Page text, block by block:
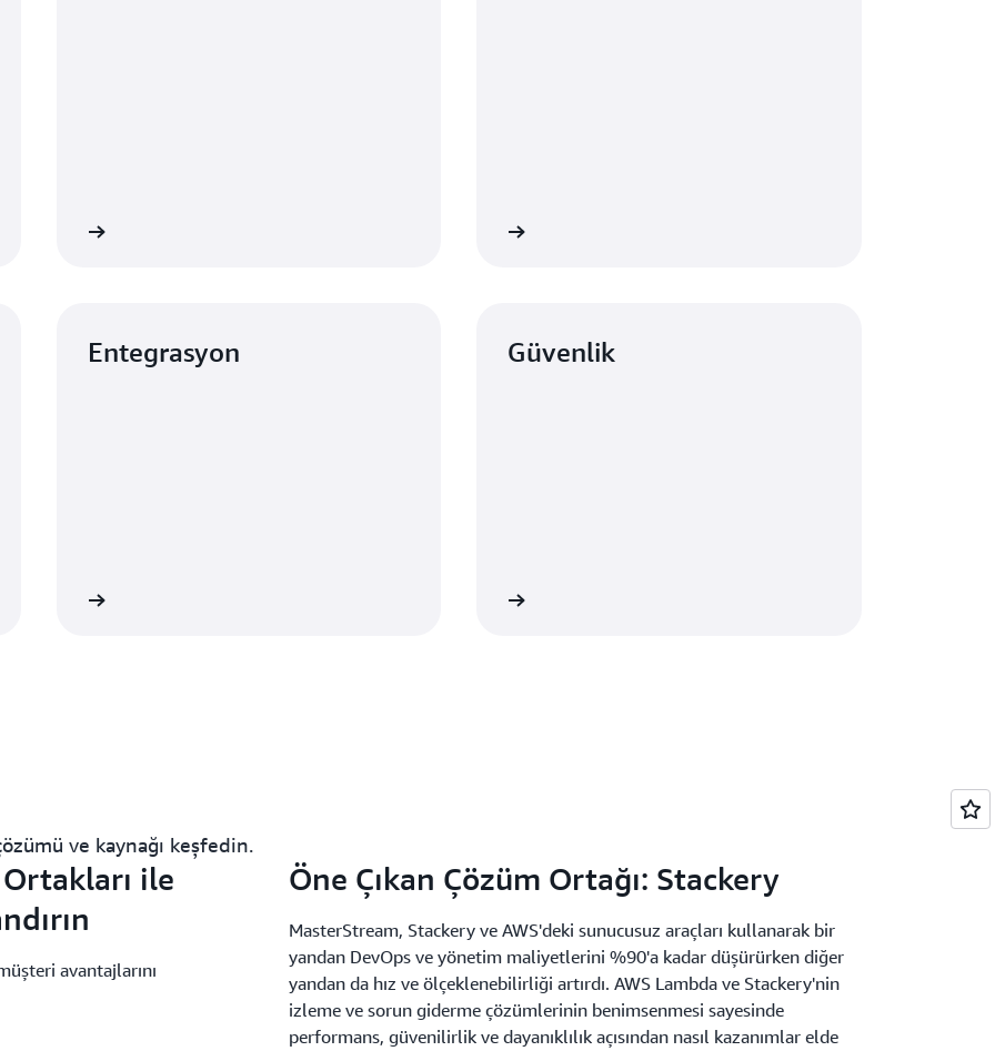
Entegrasyon Güvenlik
ve kaynağı keşfedin.
ile
avantajlarını
Öne Çıkan Çözüm Ortağı: Stackery
MasterStream, Stackery ve AWS'deki sunucusuz araçları kullanarak bir
yandan DevOps ve yönetim maliyetlerini %90'a kadar düşürürken diğer
yandan da hız ve ölçeklenebilirliği artırdı. AWS Lambda ve Stackery'nin
izleme ve sorun giderme çözümlerinin benimsenmesi sayesinde
performans, güvenilirlik ve dayanıklılık açısından nasıl kazanımlar elde